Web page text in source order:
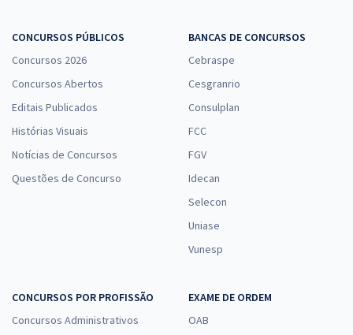
CONCURSOS PÚBLICOS
Concursos 2026
Concursos Abertos
Editais Publicados
Histórias Visuais
Notícias de Concursos
Questões de Concurso
BANCAS DE CONCURSOS
Cebraspe
Cesgranrio
Consulplan
FCC
FGV
Idecan
Selecon
Uniase
Vunesp
CONCURSOS POR PROFISSÃO
Concursos Administrativos
EXAME DE ORDEM
OAB